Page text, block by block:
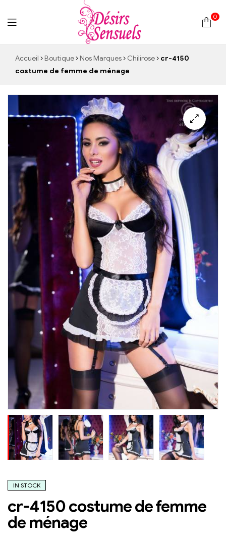
Desirs
Sensuels
0
Accueil Boutique Nos Marques Chilirose
cr-4150
costume de femme de ménage
IN STOCK
cr-4150 costume de femme
de ménage